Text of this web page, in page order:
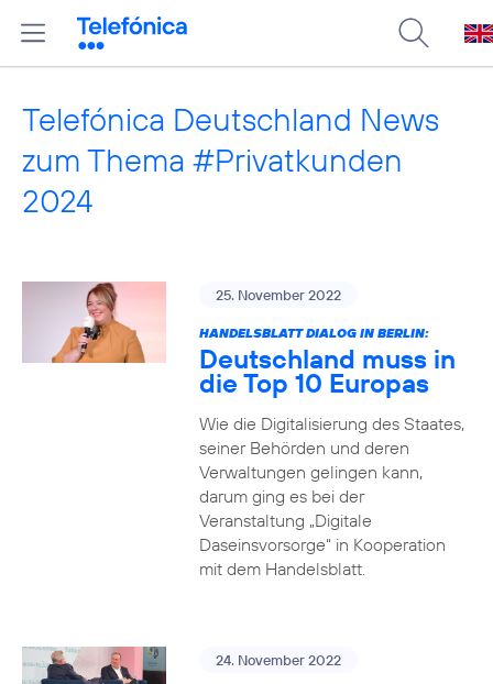
Telefónica Deutschland News
zum Thema #Privatkunden
2024
25. November 2022
HANDELSBLATT DIALOG IN BERLIN:
Deutschland muss in
die Top 10 Europas
Wie die Digitalisierung des Staates,
seiner Behörden und deren
Verwaltungen gelingen kann,
darum ging es bei der
Veranstaltung „Digitale
Daseinsvorsorge“ in Kooperation
mit dem Handelsblatt.
24. November 2022